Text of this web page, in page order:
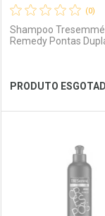
Ver Desconto
(0)
Shampoo
Remedy Pontas
PRODUTO
Laboratório
Por Menos